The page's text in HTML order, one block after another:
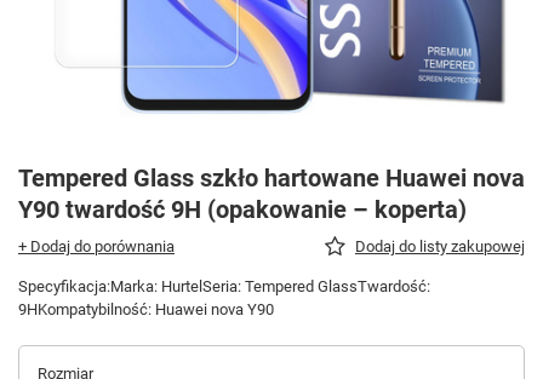
Tempered Glass szkło hartowane Huawei nova
Y90 twardość 9H (opakowanie – koperta)
+ Dodaj do porównania Dodaj do listy zakupowej
Specyfikacja:Marka: HurtelSeria: Tempered GlassTwardość:
9HKompatybilność: Huawei nova Y90
Rozmiar